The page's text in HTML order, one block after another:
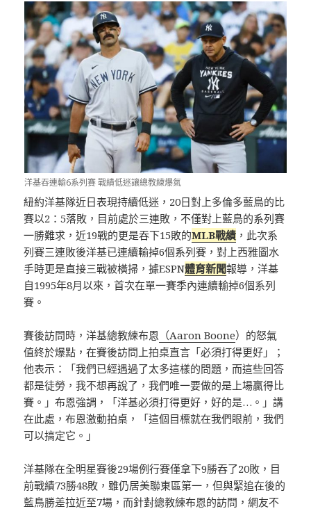
洋基吞連輸6系列賽 戰績低迷讓總教練爆氣
紐約洋基隊近日表現持續低迷，20日對上多倫多藍鳥的比
賽以2：5落敗，目前處於三連敗，不僅對上藍鳥的系列賽
一勝難求，近19戰的更是吞下15敗的MLB戰績 ，此次系
列賽三連敗後洋基已連續輸掉6個系列賽，對上西雅圖水
手時更是直接三戰被橫掃，據ESPN體育新聞報導，洋基
自1995年8月以來，首次在單一賽季內連續輸掉6個系列
賽。
賽後訪問時，洋基總教練布恩 （Aaron Boone）的怒氣
值終於爆點，在賽後訪問上拍桌直言「必須打得更好」；
他表示：「我們已經遇過了太多這樣的問題，而這些回答
都是徒勞，我不想再說了，我們唯一要做的是上場贏得比
賽。」布恩強調，「洋基必須打得更好，好的是…。」講
在此處，布恩激動拍桌，「這個目標就在我們眼前，我們
可以搞定它。」
洋基隊在全明星賽後29場例行賽僅拿下9勝吞了20敗，目
前戰績73勝48敗，雖仍居美聯東區第一，但與緊追在後的
藍鳥勝差拉近至7場，而針對總教練布恩的訪問，網友不